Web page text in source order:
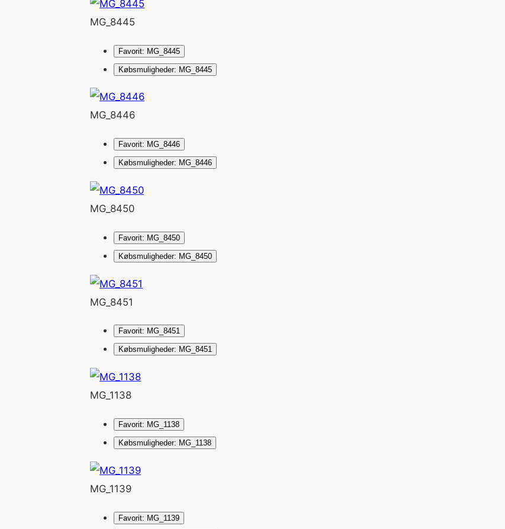
MG_8445
Favorit: MG_8445
Købsmuligheder: MG_8445
MG_8446
Favorit: MG_8446
Købsmuligheder: MG_8446
MG_8450
Favorit: MG_8450
Købsmuligheder: MG_8450
MG_8451
Favorit: MG_8451
Købsmuligheder: MG_8451
MG_1138
Favorit: MG_1138
Købsmuligheder: MG_1138
MG_1139
Favorit: MG_1139